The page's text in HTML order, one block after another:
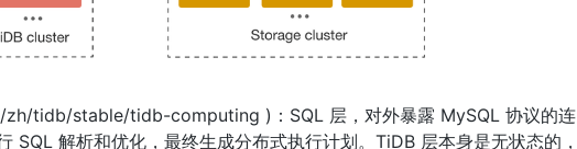
tidb/stable/tidb-computing )：SQL 层，对外暴露 MySQL 协议的连
解析和优化，最终生成分布式执行计划。TiDB 层本身是无状态的，